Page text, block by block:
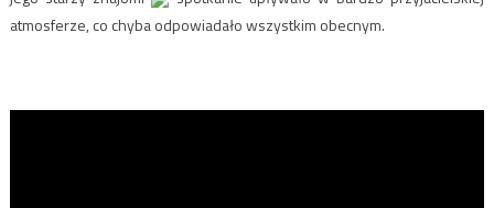
atmosferze, co chyba odpowiadało wszystkim obecnym.